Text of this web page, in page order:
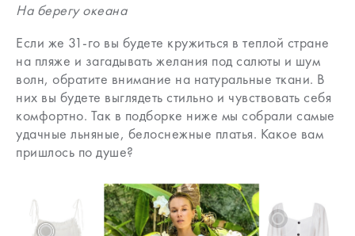
На берегу океана
Если же 31-го вы будете кружиться в теплой стране
на пляже и загадывать желания под салюты и шум
волн, обратите внимание на натуральные ткани. В
них вы будете выглядеть стильно и чувствовать себя
комфортно. Так в подборке ниже мы собрали самые
удачные льняные, белоснежные платья. Какое вам
пришлось по душе?